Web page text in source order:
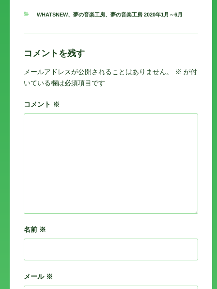
カ
ゴ
ー
WHATSNEW、夢の音楽工房、夢の音楽工房 2020年1月～6月
コメントを残す
メールアドレスが公開されることはありません。 ※ が付
いている欄は必須項目です
コメント ※
名前 ※
メール ※